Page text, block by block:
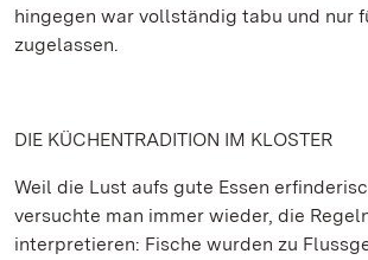
hingegen war vollständig tabu und nur
zugelassen.
DIE KÜCHENTRADITION IM KLOSTER
Weil die Lust aufs gute Essen
versuchte man immer wieder, die
interpretieren: Fische wurden zu